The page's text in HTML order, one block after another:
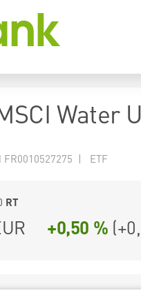
Water
FR0010527275 | ETF
RT
+0,50 % (